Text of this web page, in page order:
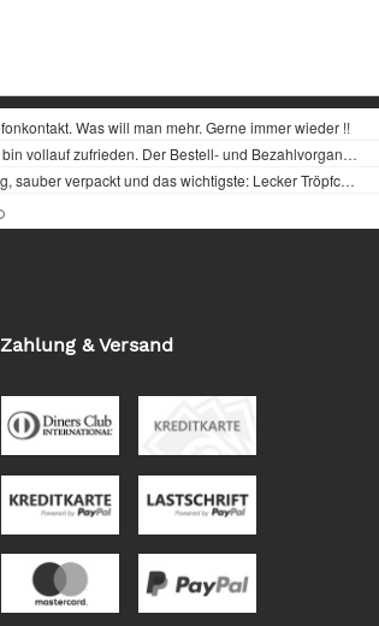
Zahlung & Versand